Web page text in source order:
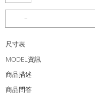
尺寸表
MODEL資訊
商品描述
商品問答